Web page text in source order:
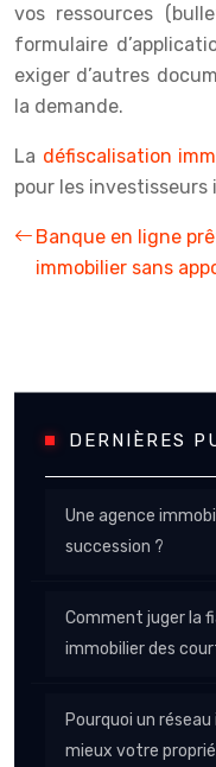
vos ressources
formulaire
exiger d’autres
la demande.
La défiscalisation
pour les investisseurs
Banque en ligne
immobilier sans
DERNIÈRES
Une agence
succession ?
Comment juger la
immobilier des
Pourquoi un
mieux votre